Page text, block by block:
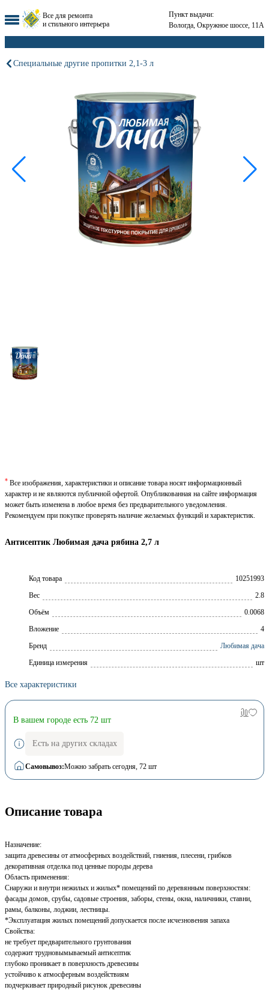
Все для ремонта
и стильного интерьера
Пункт выдачи:
Вологда, Окружное шоссе, 11А
Специальные другие пропитки 2,1-3 л
Антисептик Любимая дача рябина 2,7 л
Код товара
10251993
Вес
2.8
Объём
0.0068
Вложение
4
Брeнд
Любимая дача
Единица измерения
шт
Все характеристики
* Все изображения, характеристики и описание товара носят информационный
характер и не являются публичной офертой. Опубликованная на сайте информация
может быть изменена в любое время без предварительного уведомления.
Рекомендуем при покупке проверять наличие желаемых функций и характеристик.
В вашем городе есть 72 шт
Есть на других складах
Самовывоз:Можно забрать сегодня , 72 шт
Описание товара
Назначение:
защита древесины от атмосферных воздействий, гниения, плесени, грибков
декоративная отделка под ценные породы дерева
Область применения:
Снаружи и внутри нежилых и жилых* помещений по деревянным поверхностям:
фасады домов, срубы, садовые строения, заборы, стены, окна, наличники, ставни,
рамы, балконы, лоджии, лестницы.
*Эксплуатация жилых помещений допускается после исчезновения запаха
Свойства:
не требует предварительного грунтования
содержит трудновымываемый антисептик
глубоко проникает в поверхность древесины
устойчиво к атмосферным воздействиям
подчеркивает природный рисунок древесины